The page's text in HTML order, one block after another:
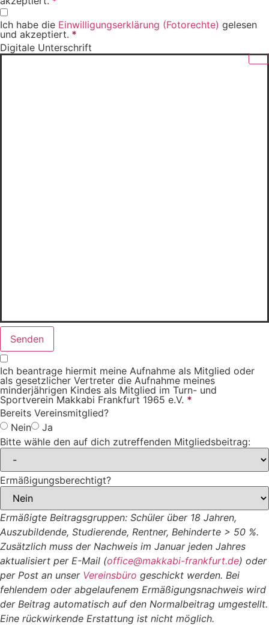
Ich habe die Einwilligungserklärung (Fotorechte) gelesen
und akzeptiert. *
Digitale Unterschrift
Senden
Ich beantrage hiermit meine Aufnahme als Mitglied oder
als gesetzlicher Vertreter die Aufnahme meines
minderjährigen Kindes als Mitglied im Turn- und
Sportverein Makkabi Frankfurt 1965 e.V. *
Bereits Vereinsmitglied?
Nein
Ja
Bitte wähle den auf dich zutreffenden Mitgliedsbeitrag:
Ermäßigungsberechtigt?
Ermäßigte Beitragsgruppen: Schüler über 18 Jahren,
Auszubildende, Studierende, Rentner, Behinderte > 50 %.
Zusätzlich muss der Nachweis im Januar jeden Jahres
aktualisiert per E-Mail (office@makkabi-frankfurt.de) oder
per Post an unser Vereinsbüro geschickt werden. Bei
fehlendem oder abgelaufenem Ermäßigungsnachweis wird
der Beitrag automatisch auf den Normalbeitrag umgestellt.
Eine rückwirkende Erstattung ist nicht möglich.